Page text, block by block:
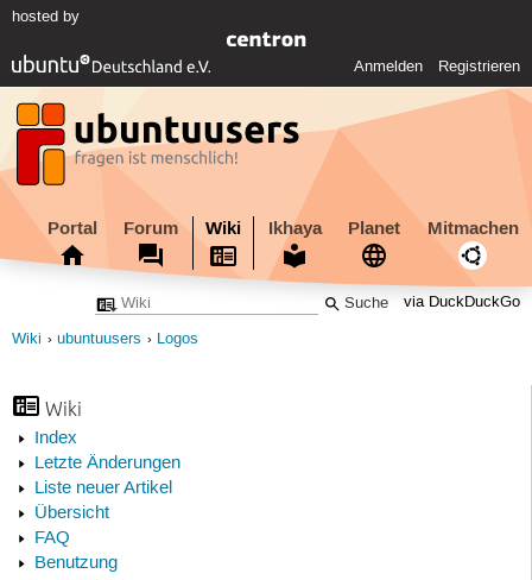
hosted by
Anmelden Registrieren
Portal Forum Wiki Ikhaya Planet Mitmachen
via DuckDuckGo
Wiki ubuntuusers Logos
Wiki
Index
Letzte Änderungen
Liste neuer Artikel
Übersicht
FAQ
Benutzung